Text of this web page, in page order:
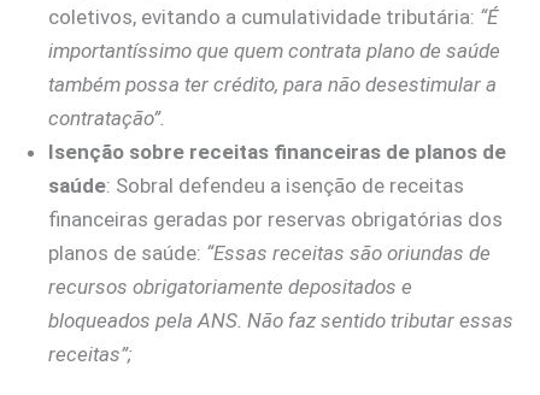
coletivos, evitando a cumulatividade tributária: “É
importantíssimo que quem contrata plano de saúde
também possa ter crédito, para não desestimular a
contratação”.
Isenção sobre receitas financeiras de planos de
saúde: Sobral defendeu a isenção de receitas
financeiras geradas por reservas obrigatórias dos
planos de saúde: “Essas receitas são oriundas de
recursos obrigatoriamente depositados e
bloqueados pela ANS. Não faz sentido tributar essas
receitas”;